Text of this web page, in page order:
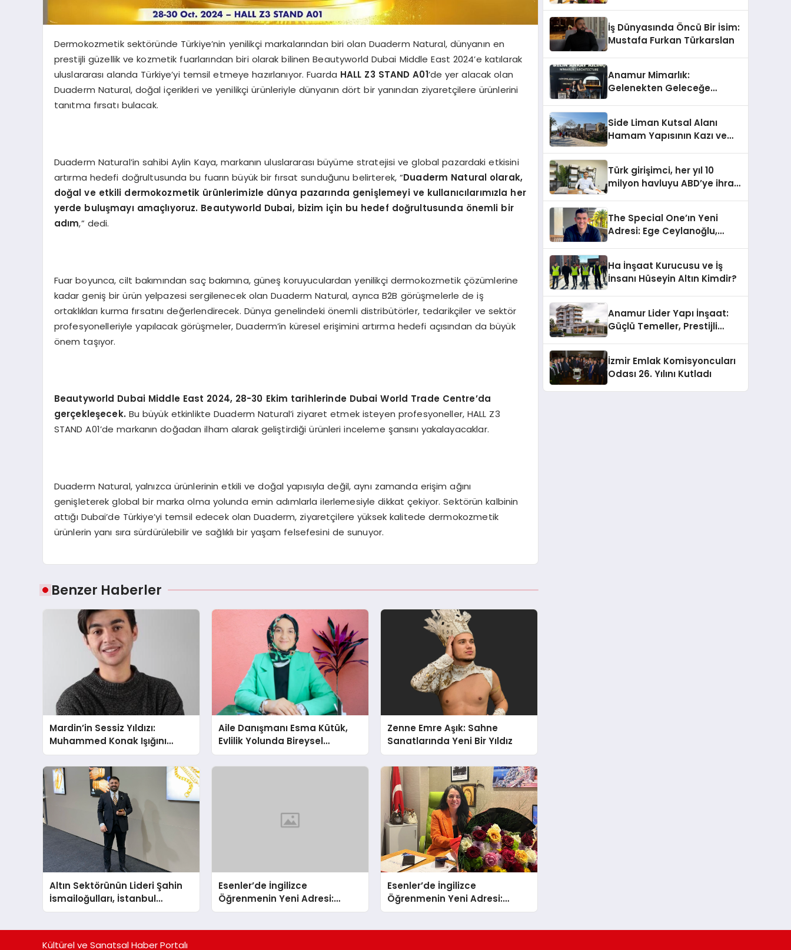
Dermokozmetik sektöründe Türkiye’nin yenilikçi markalarından biri olan Duaderm Natural, dünyanın en
prestijli güzellik ve kozmetik fuarlarından biri olarak bilinen Beautyworld Dubai Middle East 2024’e katılarak
uluslararası alanda Türkiye’yi temsil etmeye hazırlanıyor. Fuarda HALL Z3 STAND A01’de yer alacak olan
Duaderm Natural, doğal içerikleri ve yenilikçi ürünleriyle dünyanın dört bir yanından ziyaretçilere ürünlerini
tanıtma fırsatı bulacak.
Duaderm Natural’in sahibi Aylin Kaya, markanın uluslararası büyüme stratejisi ve global pazardaki etkisini
artırma hedefi doğrultusunda bu fuarın büyük bir fırsat sunduğunu belirterek, “Duaderm Natural olarak,
doğal ve etkili dermokozmetik ürünlerimizle dünya pazarında genişlemeyi ve kullanıcılarımızla her
yerde buluşmayı amaçlıyoruz. Beautyworld Dubai, bizim için bu hedef doğrultusunda önemli bir
adım,” dedi.
Fuar boyunca, cilt bakımından saç bakımına, güneş koruyuculardan yenilikçi dermokozmetik çözümlerine
kadar geniş bir ürün yelpazesi sergilenecek olan Duaderm Natural, ayrıca B2B görüşmelerle de iş
ortaklıkları kurma fırsatını değerlendirecek. Dünya genelindeki önemli distribütörler, tedarikçiler ve sektör
profesyonelleriyle yapılacak görüşmeler, Duaderm’in küresel erişimini artırma hedefi açısından da büyük
önem taşıyor.
Beautyworld Dubai Middle East 2024, 28-30 Ekim tarihlerinde Dubai World Trade Centre’da
gerçekleşecek. Bu büyük etkinlikte Duaderm Natural’i ziyaret etmek isteyen profesyoneller, HALL Z3
STAND A01’de markanın doğadan ilham alarak geliştirdiği ürünleri inceleme şansını yakalayacaklar.
Duaderm Natural, yalnızca ürünlerinin etkili ve doğal yapısıyla değil, aynı zamanda erişim ağını
genişleterek global bir marka olma yolunda emin adımlarla ilerlemesiyle dikkat çekiyor. Sektörün kalbinin
attığı Dubai’de Türkiye’yi temsil edecek olan Duaderm, ziyaretçilere yüksek kalitede dermokozmetik
ürünlerin yanı sıra sürdürülebilir ve sağlıklı bir yaşam felsefesini de sunuyor.
Benzer Haberler
Mardin’in Sessiz Yıldızı:
Muhammed Konak Işığını
Ekranlara Taşıyor
Aile Danışmanı Esma Kütük,
Evlilik Yolunda Bireysel
Farkındalığın ve Sınırların
Gücünü Anlatıyor
Zenne Emre Aşık: Sahne
Sanatlarında Yeni Bir Yıldız
Altın Sektörünün Lideri Şahin
İsmailoğulları, İstanbul
Mücevher Fuarı’nda Parladı ￼
Esenler’de İngilizce
Öğrenmenin Yeni Adresi:
Büyük Açılış Fırsatıyla %20
Esenler’de İngilizce
Öğrenmenin Yeni Adresi:
Büyük Açılış Fırsatıyla %20
İş Dünyasında Öncü Bir İsim:
Mustafa Furkan Türkarslan
Anamur Mimarlık:
Gelenekten Geleceğe
Side Liman Kutsal Alanı
Hamam Yapısının Kazı ve
Katkılarıyla Tamamlandı
Türk girişimci, her yıl 10
milyon havluyu ABD’ye ihraç
The Special One’ın Yeni
Adresi: Ege Ceylanoğlu,
Geldi!
Ha İnşaat Kurucusu ve İş
İnsanı Hüseyin Altın Kimdir?
Anamur Lider Yapı İnşaat:
Güçlü Temeller, Prestijli
İzmir Emlak Komisyoncuları
Odası 26. Yılını Kutladı
Kültürel ve Sanatsal Haber Portalı